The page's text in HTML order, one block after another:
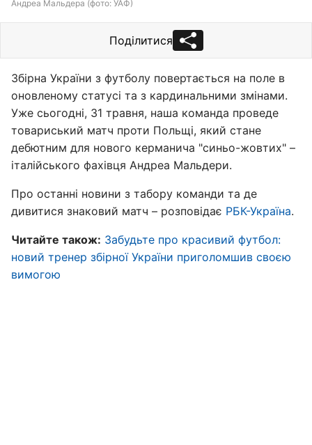
Андреа Мальдера (фото: УАФ)
Поділитися
Збірна України з футболу повертається на поле в
оновленому статусі та з кардинальними змінами.
Уже сьогодні, 31 травня, наша команда проведе
товариський матч проти Польщі, який стане
дебютним для нового керманича "синьо-жовтих" –
італійського фахівця Андреа Мальдери.
Про останні новини з табору команди та де
дивитися знаковий матч – розповідає РБК-Україна.
Читайте також: Забудьте про красивий футбол:
новий тренер збірної України приголомшив своєю
вимогою